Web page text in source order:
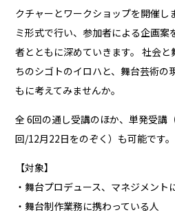
クチャーとワークショップを開催し
ミ形式で行い、参加者による企画
者とともに深めていきます。 社会
ちのシゴトのイロハと、舞台芸術の
もに考えてみませんか。
全 6回の通し受講のほか、単発受講
回/12月22日をのぞく）も可能です。
【対象】
・舞台プロデュース、マネジメント
・舞台制作業務に携わっている人